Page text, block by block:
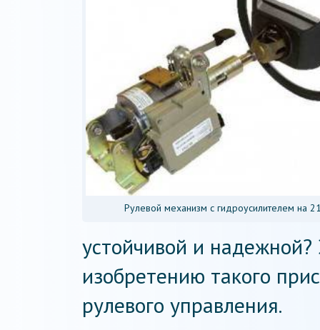
Рулевой механизм с гидроусилителем на
устойчивой и
изобретению такого
рулевого управления.